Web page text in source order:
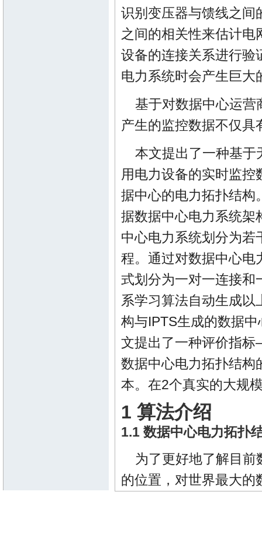
识别变压器与馈线之间
之间的相关性来估计
设备的连接关系进行验
电力系统时会产生巨大
基于对数据中心运
产生的监控数据不仅
本文提出了一种基于
用电力设备的实时监
据中心的电力拓扑结构
据数据中心电力系统架
中心电力系统划分为若
程。通过对数据中心电
式划分为一对一连接和
系学习算法自动生成
构与IPTS生成的数据
文提出了一种评价指
数据中心电力拓扑结构
本。在2个真实的大规
1 算法介绍
1.1 数据中心电力拓扑
为了更好地了解目
的位置，对世界最大